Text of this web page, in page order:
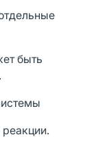
быть
реакции.